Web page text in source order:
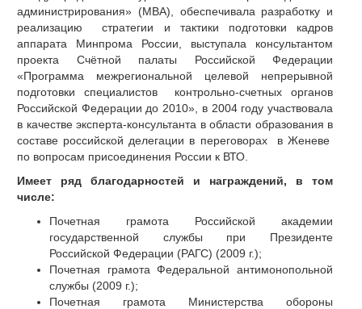
администрирования» (МВА), обеспечивала разработку и
реализацию стратегии и тактики подготовки кадров
аппарата Минпрома России, выступала консультантом
проекта Счётной палаты Российской Федерации
«Программа межрегиональной целевой непрерывной
подготовки специалистов контрольно-счетных органов
Российской Федерации до 2010», в 2004 году участвовала
в качестве эксперта-консультанта в области образования в
составе российской делегации в переговорах в Женеве
по вопросам присоединения России к ВТО.
Имеет ряд благодарностей и награждений, в том
числе:
Почетная грамота Российской академии
государственной службы при Президенте
Российской Федерации (РАГС) (2009 г.);
Почетная грамота Федеральной антимонопольной
службы (2009 г.);
Почетная грамота Министерства обороны